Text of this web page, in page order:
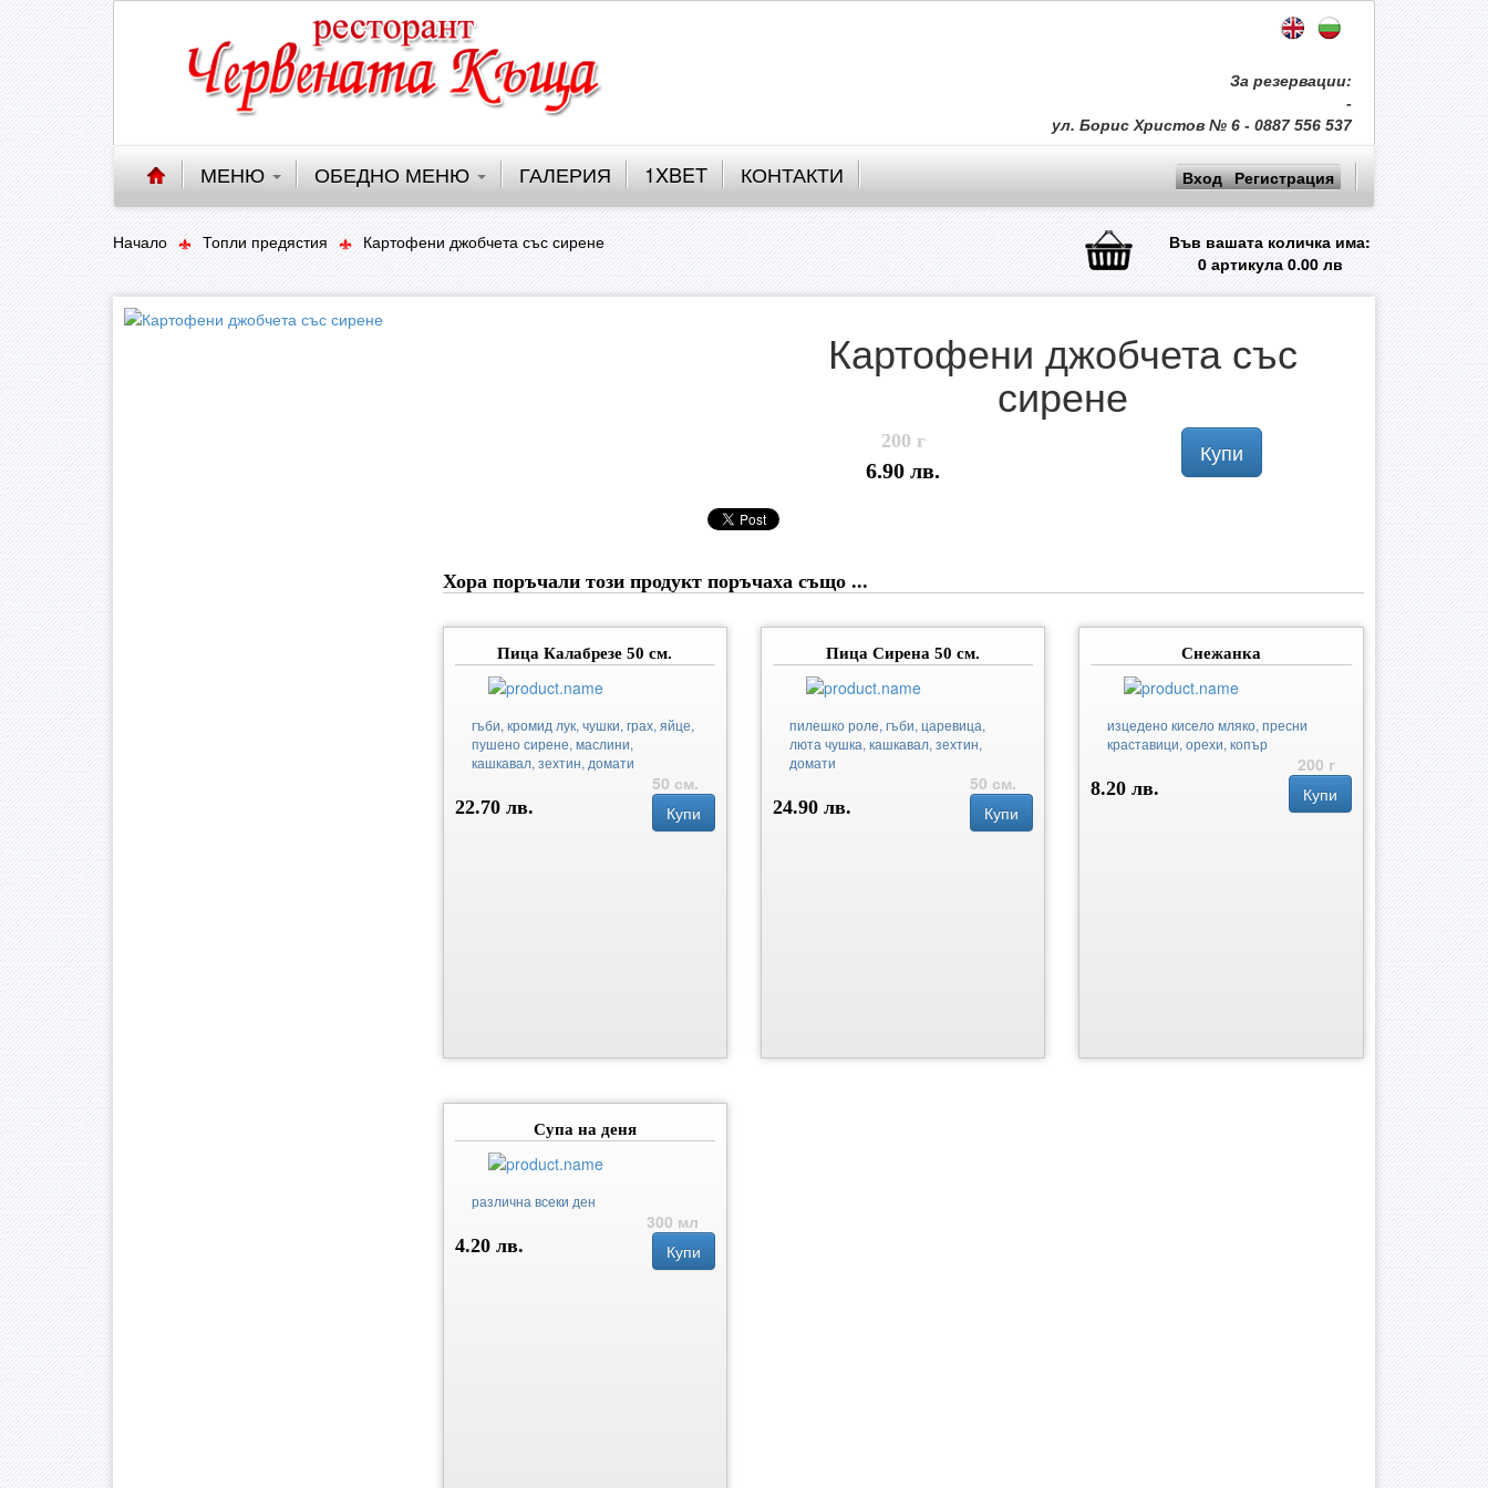
За резервации:
-
ул. Борис Христов № 6 - 0887 556 537
МЕНЮ ОБЕДНО МЕНЮ ГАЛЕРИЯ 1XBET КОНТАКТИ Вход Регистрация
Начало Топли предястия Картофени джобчета със сирене
Във вашата количка има:
0артикула0.00лв
Картофени джобчета със
сирене
200 г
6.90 лв.
Купи
Хора поръчали този продукт поръчаха също ...
Пица Калабрезе 50 см.
гъби, кромид лук, чушки, грах, яйце,
пушено сирене, маслини,
кашкавал, зехтин, домати
50 см.
22.70 лв.
Купи
Пица Сирена 50 см.
пилешко роле, гъби, царевица,
люта чушка, кашкавал, зехтин,
домати
50 см.
24.90 лв.
Купи
Снежанка
изцедено кисело мляко, пресни
краставици, орехи, копър
200 г
8.20 лв.
Купи
Супа на деня
различна всеки ден
300 мл
4.20 лв.
Купи